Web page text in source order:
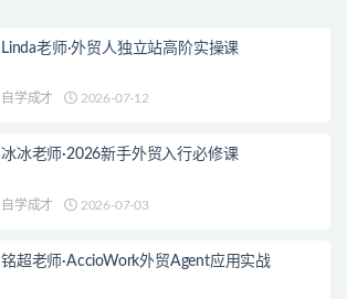
Linda老师·外贸人独立站高阶实操课
自学成才 2026-07-12
冰冰老师·2026新手外贸入行必修课
自学成才 2026-07-03
铭超老师·AccioWork外贸Agent应用实战